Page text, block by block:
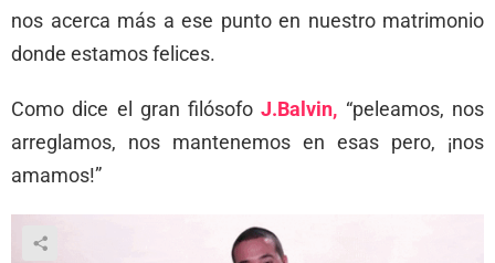
nos acerca más a ese punto en nuestro matrimonio
donde estamos felices.
Como dice el gran filósofo J.Balvin, “peleamos, nos
arreglamos, nos mantenemos en esas pero, ¡nos
amamos!”